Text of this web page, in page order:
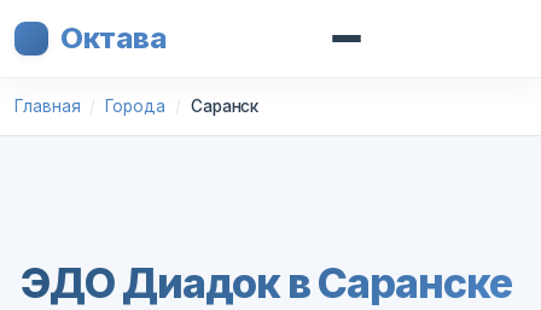
Октава
Главная Города Саранск
ЭДО Диадок в Саранске